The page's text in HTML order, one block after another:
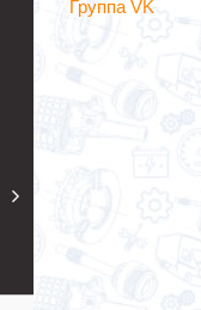
Группа VK